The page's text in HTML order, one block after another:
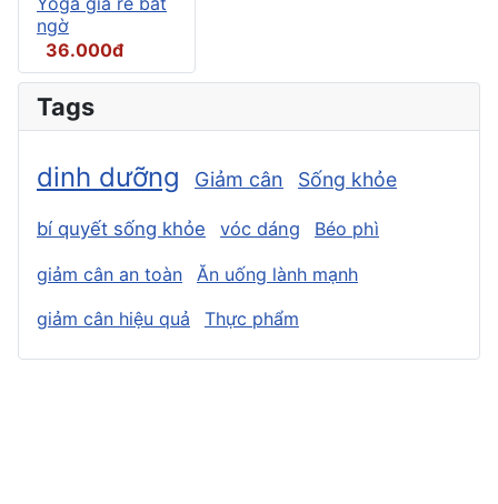
ngờ
36.000đ
Tags
dinh dưỡng Giảm cân Sống khỏe
bí quyết sống khỏe vóc dáng Béo phì
giảm cân an toàn
Ăn uống lành mạnh
giảm cân hiệu quả
Thực phẩm